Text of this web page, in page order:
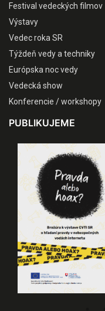
Festival vedeckých filmov
Výstavy
Vedec roka SR
Týždeň vedy a techniky
Európska noc vedy
Vedecká show
Konferencie / workshopy
PUBLIKUJEME